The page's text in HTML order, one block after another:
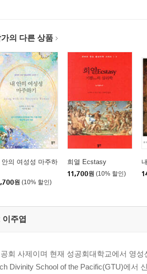
혼란
원 인간, 파우스트2 상징적 경험
에르: 전차 탄 전사
넷으로 진화
삶
에르: 호문쿨루스
에르: 오이포리온
에르: 소년 천사
의 다른 상품
안의 여성성 마주하
원 (10% 할인)
희열 Ecstasy
11,700원 (10% 할인)
이주엽
회 사제이며 현재 성공회대학교에서 영
Divinity School of the Pacific(GTU)에서